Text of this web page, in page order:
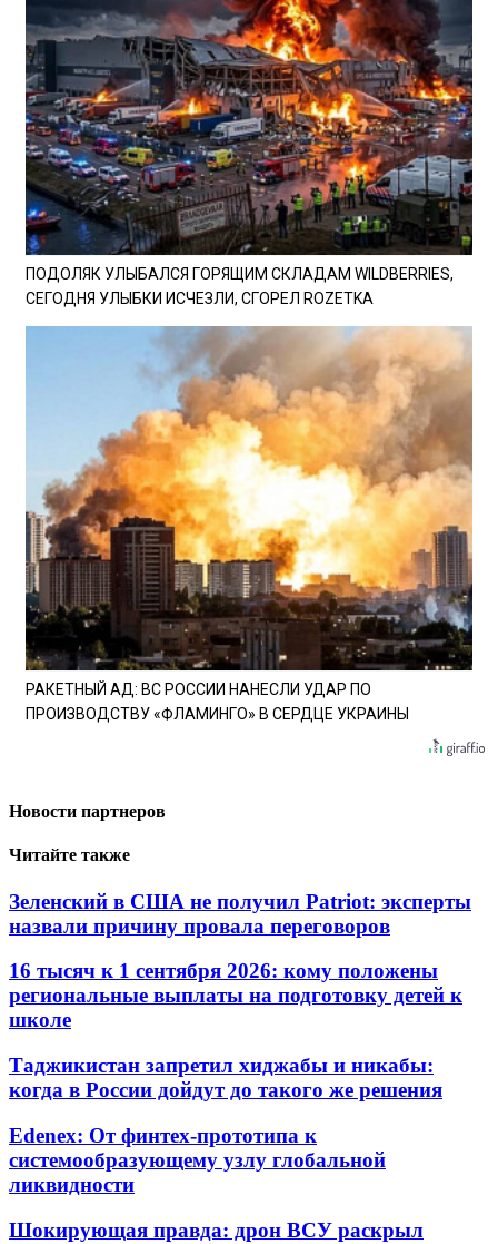
ПОДОЛЯК УЛЫБАЛСЯ ГОРЯЩИМ СКЛАДАМ WILDBERRIES,
СЕГОДНЯ УЛЫБКИ ИСЧЕЗЛИ, СГОРЕЛ ROZETKA
РАКЕТНЫЙ АД: ВС РОССИИ НАНЕСЛИ УДАР ПО
ПРОИЗВОДСТВУ «ФЛАМИНГО» В СЕРДЦЕ УКРАИНЫ
Новости партнеров
Читайте также
Зеленский в США не получил Patriot: эксперты
назвали причину провала переговоров
16 тысяч к 1 сентября 2026: кому положены
региональные выплаты на подготовку детей к
школе
Таджикистан запретил хиджабы и никабы:
когда в России дойдут до такого же решения
Edenex: От финтех-прототипа к
системообразующему узлу глобальной
ликвидности
Шокирующая правда: дрон ВСУ раскрыл